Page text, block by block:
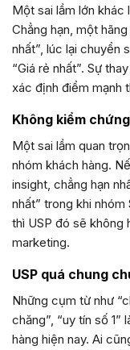
Một sai lầm lớn khác
Chẳng hạn, một
nhất”, lúc lại chuyển
“Giá rẻ nhất”. Sự
xác định điểm mạnh
Không kiểm
Một sai lầm quan
nhóm khách hàng.
insight, chẳng hạn
nhất” trong khi nhóm
thì USP đó sẽ không
marketing.
USP quá chung
Những cụm từ như
chăng”, “uy tín số
hàng hiện nay. Ai